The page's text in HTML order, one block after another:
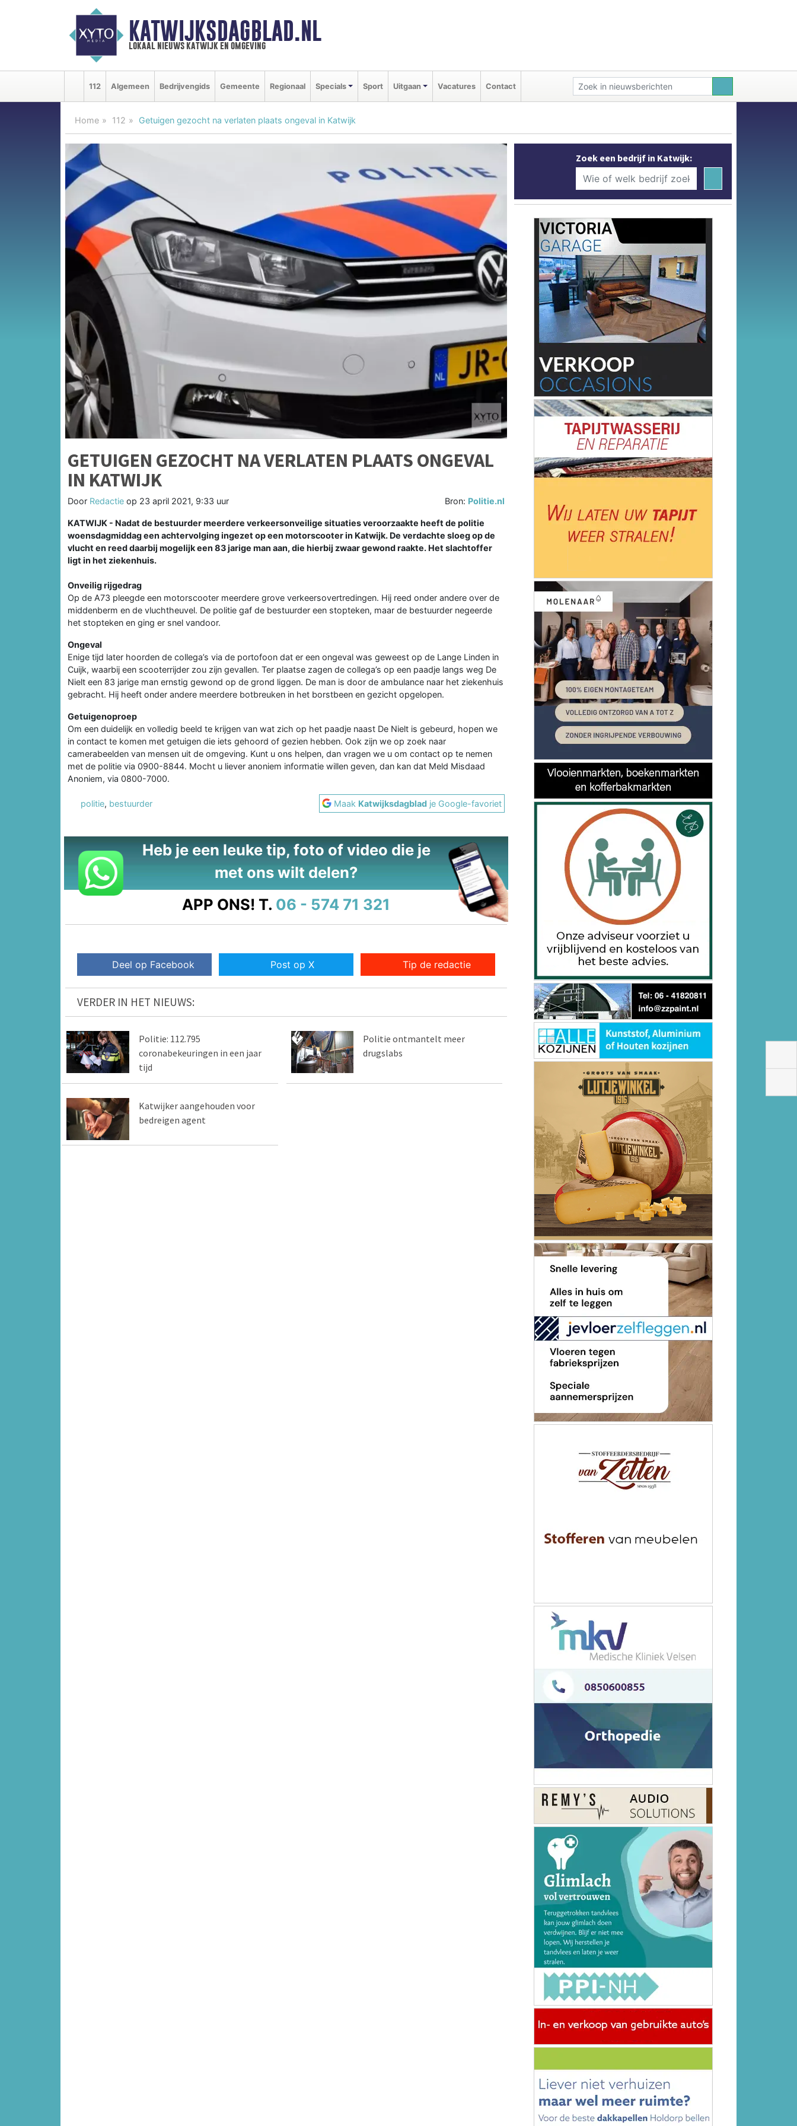
KATWIJKSDAGBLAD.NL
lokaal nieuws katwijk en omgeving
112 Algemeen Bedrijvengids Gemeente Regionaal Specials Sport Uitgaan Vacatures Contact
Home 112 Getuigen gezocht na verlaten plaats ongeval in Katwijk
GETUIGEN GEZOCHT NA VERLATEN PLAATS ONGEVAL
IN KATWIJK
Door Redactie op 23 april 2021, 9:33 uur Bron: Politie.nl
KATWIJK - Nadat de bestuurder meerdere verkeersonveilige situaties veroorzaakte heeft de politie
woensdagmiddag een achtervolging ingezet op een motorscooter in Katwijk. De verdachte sloeg op de
vlucht en reed daarbij mogelijk een 83 jarige man aan, die hierbij zwaar gewond raakte. Het slachtoffer
ligt in het ziekenhuis.
Onveilig rijgedrag
Op de A73 pleegde een motorscooter meerdere grove verkeersovertredingen. Hij reed onder andere over de
middenberm en de vluchtheuvel. De politie gaf de bestuurder een stopteken, maar de bestuurder negeerde
het stopteken en ging er snel vandoor.
Ongeval
Enige tijd later hoorden de collega’s via de portofoon dat er een ongeval was geweest op de Lange Linden in
Cuijk, waarbij een scooterrijder zou zijn gevallen. Ter plaatse zagen de collega’s op een paadje langs weg De
Nielt een 83 jarige man ernstig gewond op de grond liggen. De man is door de ambulance naar het ziekenhuis
gebracht. Hij heeft onder andere meerdere botbreuken in het borstbeen en gezicht opgelopen.
Getuigenoproep
Om een duidelijk en volledig beeld te krijgen van wat zich op het paadje naast De Nielt is gebeurd, hopen we
in contact te komen met getuigen die iets gehoord of gezien hebben. Ook zijn we op zoek naar
camerabeelden van mensen uit de omgeving. Kunt u ons helpen, dan vragen we u om contact op te nemen
met de politie via 0900-8844. Mocht u liever anoniem informatie willen geven, dan kan dat Meld Misdaad
Anoniem, via 0800-7000.
politie, bestuurder Maak Katwijksdagblad je Google-favoriet
Heb je een leuke tip, foto of video die je
met ons wilt delen?
APP ONS! T. 06 - 574 71 321
Deel op Facebook Post op X Tip de redactie
VERDER IN HET NIEUWS:
Politie: 112.795
coronabekeuringen in een jaar
tijd
Politie ontmantelt meer
drugslabs
Katwijker aangehouden voor
bedreigen agent
Zoek een bedrijf in Katwijk: